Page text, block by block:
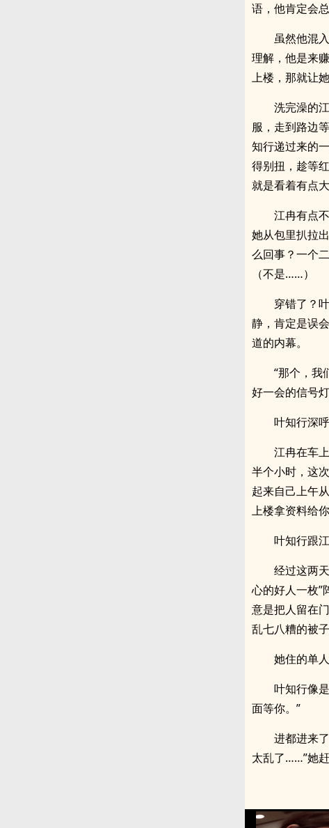
语，他肯定会
虽然他混
理解，他是来
上楼，那就让
洗完澡的
服，走到路边
知行递过来的
得别扭，趁等
就是看着有点
江冉有点
她从包里扒拉
么回事？一个
（不是……）
穿错了？
静，肯定是误
道的内幕。
“那个，我
好一会的信号灯
叶知行深
江冉在车
半个小时，这
起来自己上午
上楼拿资料给
叶知行跟
经过这两
心的好人一枚”
意是把人留在
乱七八糟的被子
她住的单
叶知行像
面等你。”
进都进来
太乱了……”她